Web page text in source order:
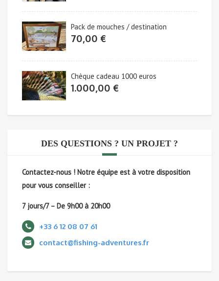
Pack de mouches / destination
70,00 €
Chèque cadeau 1000 euros
1.000,00 €
DES QUESTIONS ? UN PROJET ?
Contactez-nous ! Notre équipe est à votre disposition
pour vous conseiller :
7 jours/7 – De 9h00 à 20h00
+33 6 12 08 07 61
contact@fishing-adventures.fr